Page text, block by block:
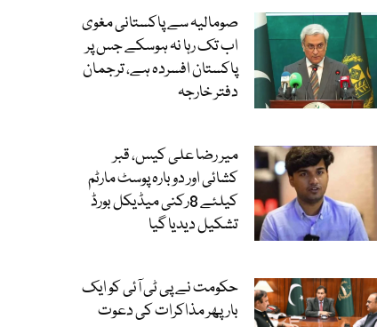
صومالیہ سے پاکستانی مغوی
اب تک رہا نہ ہوسکے جس پر
پاکستان افسردہ ہے، ترجمان
دفتر خارجہ
میر رضا علی کیس، قبر
کشائی اور دوبارہ پوسٹ مارٹم
کیلئے 8رکنی میڈیکل بورڈ
تشکیل دیدیا گیا
حکومت نے پی ٹی آئی کو ایک
بارپھر مذاکرات کی دعوت